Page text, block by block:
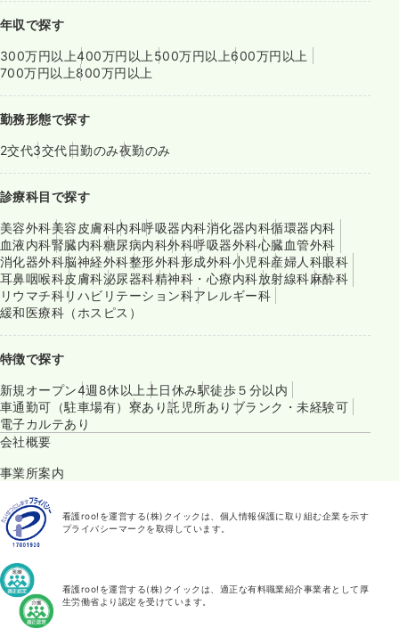
年収で探す
300万円以上400万円以上 500万円以上600万円以上
700万円以上800万円以上
勤務形態で探す
2交代3交代日勤のみ夜勤のみ
診療科目で探す
美容外科美容皮膚科内科呼吸器内科消化器内科循環器内科
血液内科腎臓内科糖尿病内科外科呼吸器外科心臓血管外科
消化器外科脳神経外科整形外科形成外科小児科産婦人科眼科
耳鼻咽喉科皮膚科泌尿器科精神科・心療内科放射線科麻酔科
リウマチ科リハビリテーション科アレルギー科
緩和医療科（ホスピス）
特徴で探す
新規オープン4週8休以上 土日休み駅徒歩５分以内
車通勤可（駐車場有） 寮あり託児所あり ブランク・未経験可
電子カルテあり
会社概要
事業所案内
看護roo!を運営する(株)クイックは、個人情報保護に取り組む企業を示す
プライバシーマークを取得しています。
看護roo!を運営する(株)クイックは、適正な有料職業紹介事業者として厚
生労働省より認定を受けています。